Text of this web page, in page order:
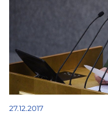
27.12.2017